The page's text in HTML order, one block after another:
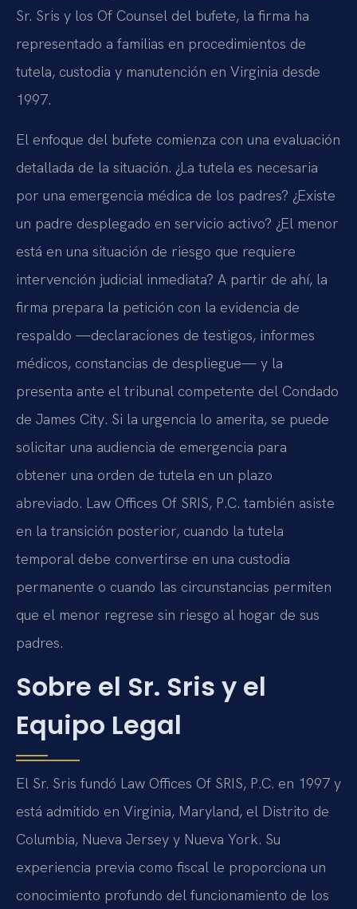
Sr. Sris y los Of Counsel del bufete, la firma ha
representado a familias en procedimientos de
tutela, custodia y manutención en Virginia desde
1997.
El enfoque del bufete comienza con una evaluación
detallada de la situación. ¿La tutela es necesaria
por una emergencia médica de los padres? ¿Existe
un padre desplegado en servicio activo? ¿El menor
está en una situación de riesgo que requiere
intervención judicial inmediata? A partir de ahí, la
firma prepara la petición con la evidencia de
respaldo —declaraciones de testigos, informes
médicos, constancias de despliegue— y la
presenta ante el tribunal competente del Condado
de James City. Si la urgencia lo amerita, se puede
solicitar una audiencia de emergencia para
obtener una orden de tutela en un plazo
abreviado. Law Offices Of SRIS, P.C. también asiste
en la transición posterior, cuando la tutela
temporal debe convertirse en una custodia
permanente o cuando las circunstancias permiten
que el menor regrese sin riesgo al hogar de sus
padres.
Sobre el Sr. Sris y el
Equipo Legal
El Sr. Sris fundó Law Offices Of SRIS, P.C. en 1997 y
está admitido en Virginia, Maryland, el Distrito de
Columbia, Nueva Jersey y Nueva York. Su
experiencia previa como fiscal le proporciona un
conocimiento profundo del funcionamiento de los